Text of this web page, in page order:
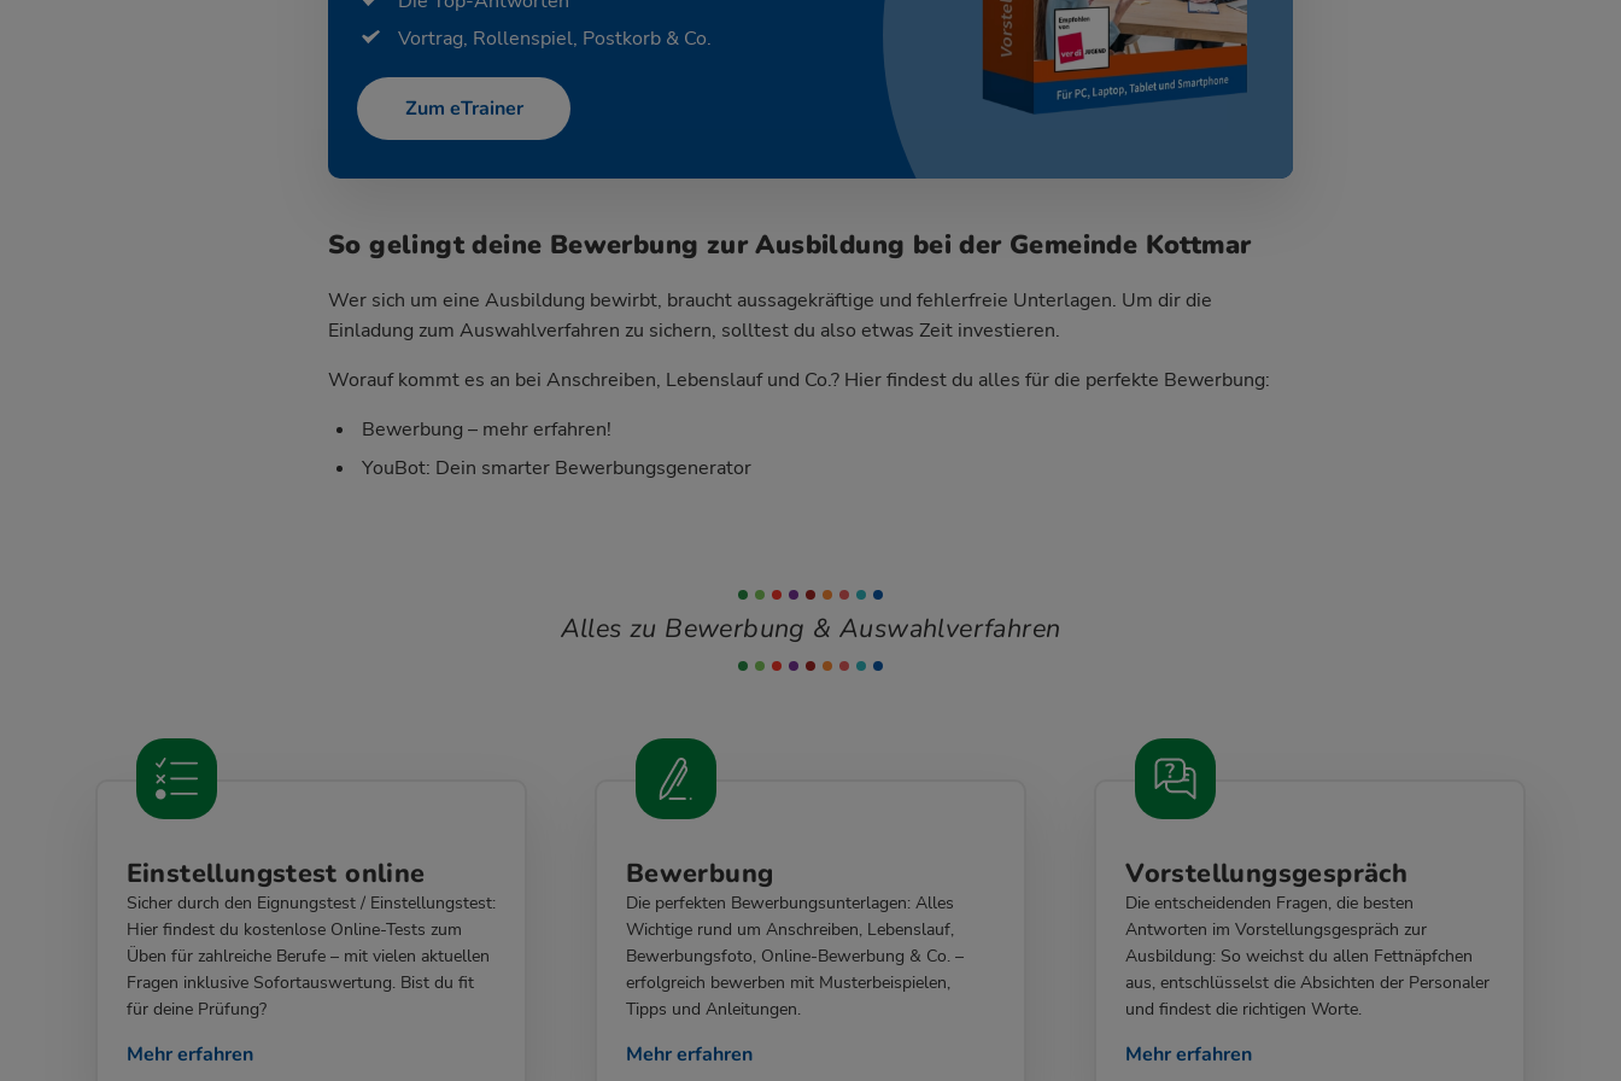
Vortrag, Rollenspiel, Postkorb & Co.
Zum eTrainer
So gelingt deine Bewerbung zur Ausbildung bei der Gemeinde Kottmar
Wer sich um eine Ausbildung bewirbt, braucht aussagekräftige und fehlerfreie Unterlagen. Um dir die
Einladung zum Auswahlverfahren zu sichern, solltest du also etwas Zeit investieren.
Worauf kommt es an bei Anschreiben, Lebenslauf und Co.? Hier findest du alles für die perfekte Bewerbung:
Bewerbung – mehr erfahren!
YouBot: Dein smarter Bewerbungsgenerator
Alles zu Bewerbung & Auswahlverfahren
Einstellungstest online
Sicher durch den Eignungstest / Einstellungstest:
Hier findest du kostenlose Online-Tests zum
Üben für zahlreiche Berufe – mit vielen aktuellen
Fragen inklusive Sofortauswertung. Bist du fit
für deine Prüfung?
Mehr erfahren
Bewerbung
Die perfekten Bewerbungsunterlagen: Alles
Wichtige rund um Anschreiben, Lebenslauf,
Bewerbungsfoto, Online-Bewerbung & Co. –
erfolgreich bewerben mit Musterbeispielen,
Tipps und Anleitungen.
Mehr erfahren
Vorstellungsgespräch
Die entscheidenden Fragen, die besten
Antworten im Vorstellungsgespräch zur
Ausbildung: So weichst du allen Fettnäpfchen
aus, entschlüsselst die Absichten der Personaler
und findest die richtigen Worte.
Mehr erfahren